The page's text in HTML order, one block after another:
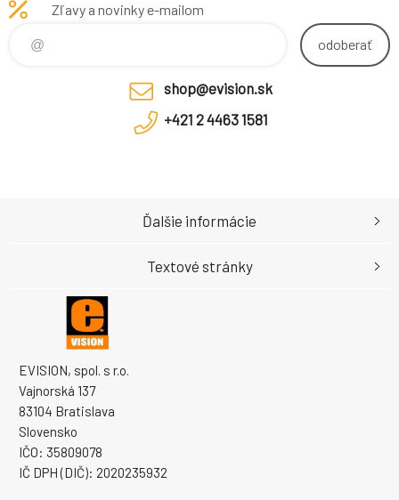
Zľavy a novinky e-mailom
odoberať
shop@evision.sk
+421 2 4463 1581
EVISION, spol. s r.o.
Vajnorská 137
83104 Bratislava
Slovensko
IČO: 35809078
IČ DPH (DIČ): 2020235932
Ďalšie informácie
Textové stránky